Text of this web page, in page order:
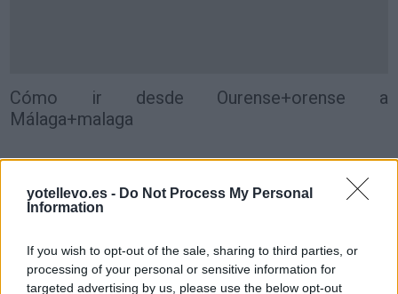
yotellevo.es - Do Not Process My Personal
Information
If you wish to opt-out of the sale, sharing to third parties, or
processing of your personal or sensitive information for
targeted advertising by us, please use the below opt-out
Cómo ir desde Ourense+orense a
Málaga+malaga